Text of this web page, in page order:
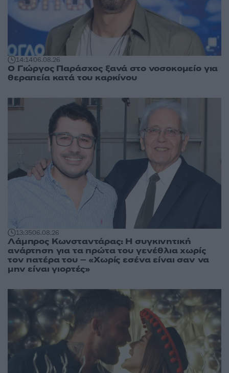
14:1406.08.26
O Γιώργος Παράσχος ξανά στο νοσοκομείο για
θεραπεία κατά του καρκίνου
13:3506.08.26
Λάμπρος Κωνσταντάρας: Η συγκινητική
ανάρτηση για τα πρώτα του γενέθλια χωρίς
τον πατέρα του – «Χωρίς εσένα είναι σαν να
μην είναι γιορτές»